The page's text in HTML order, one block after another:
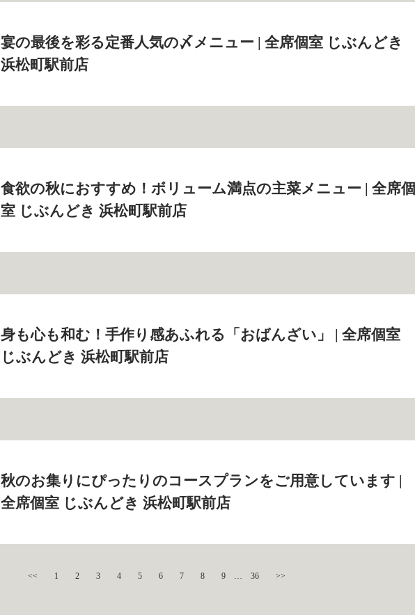
宴の最後を彩る定番人気の〆メニュー | 全席個室 じぶんどき
浜松町駅前店
食欲の秋におすすめ！ボリューム満点の主菜メニュー | 全席個
室 じぶんどき 浜松町駅前店
身も心も和む！手作り感あふれる「おばんざい」 | 全席個室
じぶんどき 浜松町駅前店
秋のお集りにぴったりのコースプランをご用意しています |
全席個室 じぶんどき 浜松町駅前店
<< 1 2 3 4 5 6 7 8 9 36 >>